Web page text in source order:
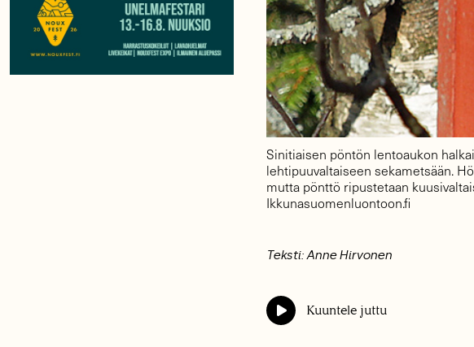
Sinitiaisen pöntön lentoaukon
lehtipuuvaltaiseen sekametsään.
mutta pönttö ripustetaan
Ikkunasuomenluontoon.fi
Teksti: Anne Hirvonen
Kuuntele juttu